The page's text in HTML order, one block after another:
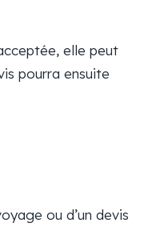
elle peut
pourra ensuite
ou d’un devis